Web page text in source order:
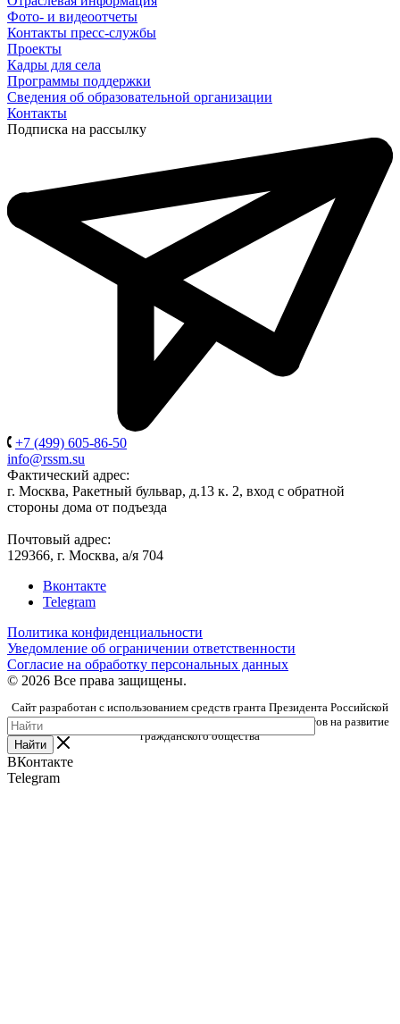
Фото- и видеоотчеты
Контакты пресс-службы
Проекты
Кадры для села
Программы поддержки
Сведения об образовательной организации
Контакты
Подписка на рассылку
+7 (499) 605-86-50
info@rssm.su
Фактический адрес:
г. Москва, Ракетный бульвар, д.13 к. 2, вход с обратной
стороны дома от подъезда
Почтовый адрес:
129366, г. Москва, а/я 704
Вконтакте
Telegram
Политика конфиденциальности
Уведомление об ограничении ответственности
Согласие на обработку персональных данных
© 2026 Все права защищены.
Сайт разработан с использованием средств гранта Президента Российской
Федерации, предоставленного Фондом президентских грантов на развитие
гражданского общества
Найти
ВКонтакте
Telegram